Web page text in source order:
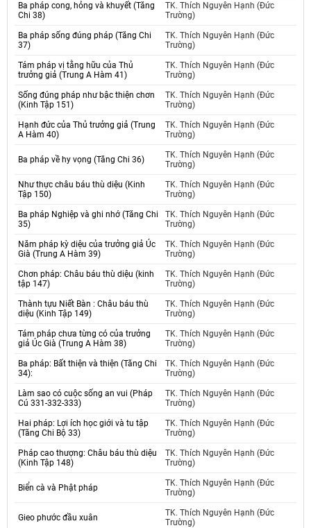
Ba pháp cong, hỏng và khuyết (Tăng
Chi 38)
TK. Thích Nguyên Hạnh (Đức
Trường)
Ba pháp sống đúng pháp (Tăng Chi
37)
TK. Thích Nguyên Hạnh (Đức
Trường)
Tám pháp vị tằng hữu của Thủ
trưởng giả (Trung A Hàm 41)
TK. Thích Nguyên Hạnh (Đức
Trường)
Sống đúng pháp như bậc thiện chơn
(Kinh Tập 151)
TK. Thích Nguyên Hạnh (Đức
Trường)
Hạnh đức của Thủ trưởng giả (Trung
A Hàm 40)
TK. Thích Nguyên Hạnh (Đức
Trường)
Ba pháp về hy vọng (Tăng Chi 36)
TK. Thích Nguyên Hạnh (Đức
Trường)
Như thực châu báu thù diệu (Kinh
Tập 150)
TK. Thích Nguyên Hạnh (Đức
Trường)
Ba pháp Nghiệp và ghi nhớ (Tăng Chi
35)
TK. Thích Nguyên Hạnh (Đức
Trường)
Năm pháp kỳ diệu của trưởng giả Úc
Già (Trung A Hàm 39)
TK. Thích Nguyên Hạnh (Đức
Trường)
Chơn pháp: Châu báu thù diệu (kinh
tập 147)
TK. Thích Nguyên Hạnh (Đức
Trường)
Thành tựu Niết Bàn : Châu báu thù
diệu (Kinh Tập 149)
TK. Thích Nguyên Hạnh (Đức
Trường)
Tám pháp chưa từng có của trưởng
giả Úc Già (Trung A Hàm 38)
TK. Thích Nguyên Hạnh (Đức
Trường)
Ba pháp: Bất thiện và thiện (Tăng Chi
34):
TK. Thích Nguyên Hạnh (Đức
Trường)
Làm sao có cuộc sống an vui (Pháp
Cú 331-332-333)
TK. Thích Nguyên Hạnh (Đức
Trường)
Hai pháp: Lợi ích học giới và tu tập
(Tăng Chi Bộ 33)
TK. Thích Nguyên Hạnh (Đức
Trường)
Pháp cao thượng: Châu báu thù diệu
(Kinh Tập 148)
TK. Thích Nguyên Hạnh (Đức
Trường)
Biển cà và Phật pháp
TK. Thích Nguyên Hạnh (Đức
Trường)
Gieo phước đầu xuân
TK. Thích Nguyên Hạnh (Đức
Trường)